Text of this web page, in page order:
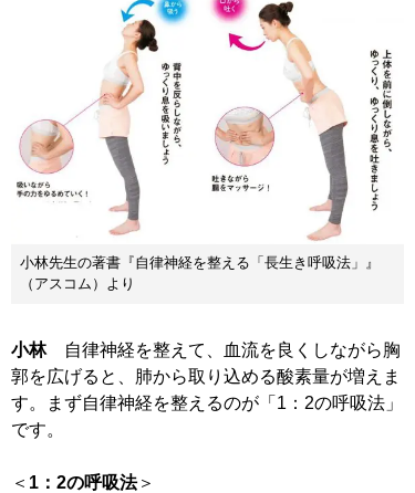
小林先生の著書『自律神経を整える「長生き呼吸法」』
（アスコム）より
小林自律神経を整えて、血流を良くしながら胸
郭を広げると、肺から取り込める酸素量が増えま
す。まず自律神経を整えるのが「1：2の呼吸法」
です。
＜ 1：2の呼吸法＞